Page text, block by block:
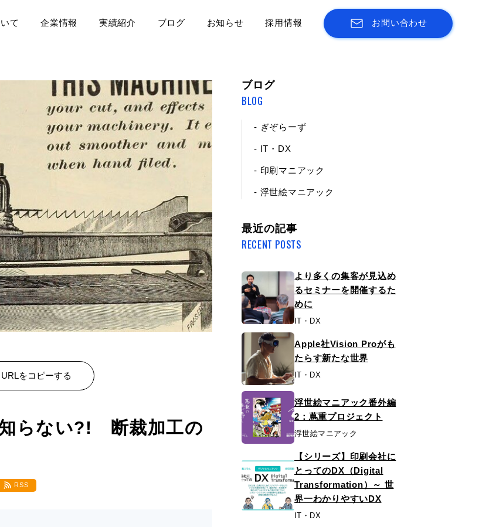
て 企業情報 実績紹介 ブログ お知らせ 採用情報 お問い合わせ
をコピーする
らない?! 断裁加工の
RSS
ブログ
BLOG
- ぎぞらーず
- IT・DX
- 印刷マニアック
- 浮世絵マニアック
最近の記事
RECENT POSTS
より多くの集客が見込め
るセミナーを開催するた
めに
IT・DX
Apple社Vision Proがも
たらす新たな世界
IT・DX
浮世絵マニアック番外編
2：蔦重プロジェクト
浮世絵マニアック
【シリーズ】印刷会社に
とってのDX（Digital
Transformation）～ 世
界一わかりやすいDX
IT・DX